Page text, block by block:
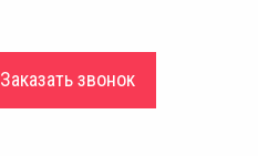
Заказать звонок